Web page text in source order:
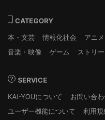
CATEGORY
本・文芸
情報化社会 アニ
音楽・映像
ゲーム ストリー
SERVICE
KAI-YOUについて
お問い合
ユーザー機能について
利用規